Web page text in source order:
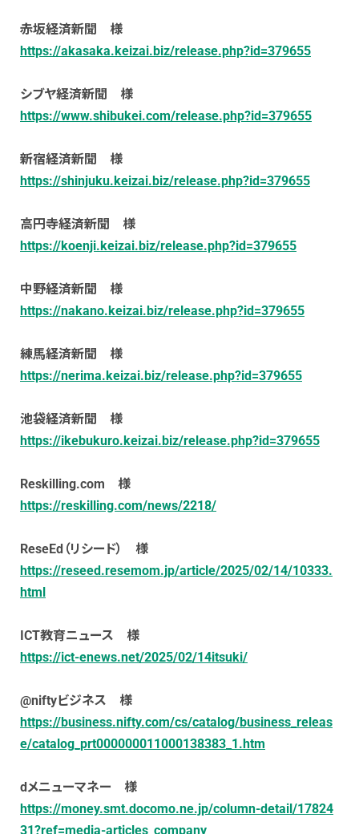
赤坂経済新聞 様
https://akasaka.keizai.biz/release.php?id=379655
シブヤ経済新聞 様
https://www.shibukei.com/release.php?id=379655
新宿経済新聞 様
https://shinjuku.keizai.biz/release.php?id=379655
高円寺経済新聞 様
https://koenji.keizai.biz/release.php?id=379655
中野経済新聞 様
https://nakano.keizai.biz/release.php?id=379655
練馬経済新聞 様
https://nerima.keizai.biz/release.php?id=379655
池袋経済新聞 様
https://ikebukuro.keizai.biz/release.php?id=379655
Reskilling.com 様
https://reskilling.com/news/2218/
ReseEd（リシード） 様
https://reseed.resemom.jp/article/2025/02/14/10333.
html
ICT教育ニュース 様
https://ict-enews.net/2025/02/14itsuki/
@niftyビジネス 様
https://business.nifty.com/cs/catalog/business_releas
e/catalog_prt000000011000138383_1.htm
dメニューマネー 様
https://money.smt.docomo.ne.jp/column-detail/17824
31?ref=media-articles_company